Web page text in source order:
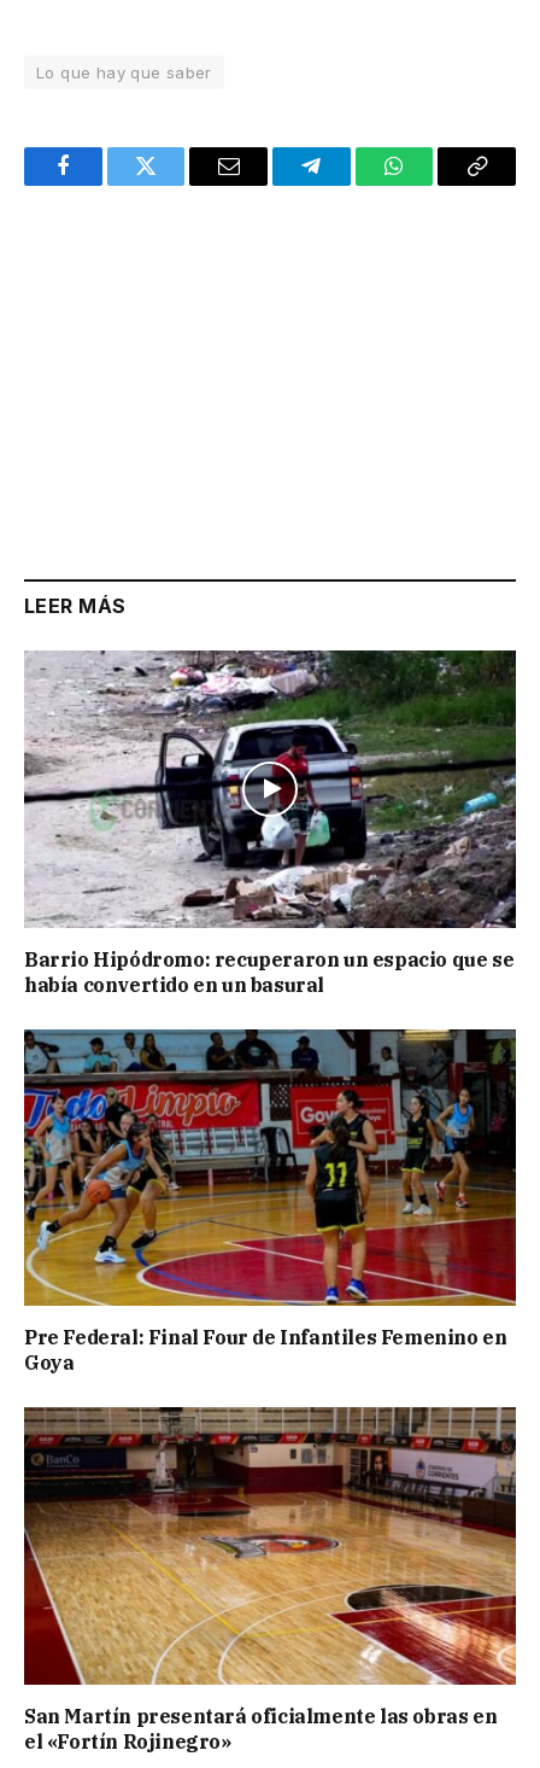
Lo que hay que saber
FacebookTwitter Email TelegramWhatsAppCopy
LEER MÁS
Barrio Hipódromo: recuperaron un espacio que se
había convertido en un basural
Pre Federal: Final Four de Infantiles Femenino en
Goya
San Martín presentará oficialmente las obras en
el «Fortín Rojinegro»